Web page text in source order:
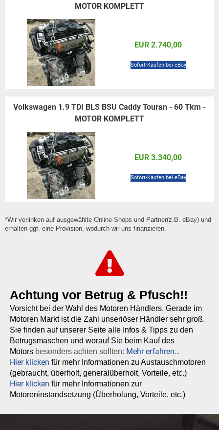
MOTOR KOMPLETT
EUR 2.740,00
Sofort-Kaufen bei eBay
Volkswagen 1.9 TDI BLS BSU Caddy Touran - 60 Tkm -
MOTOR KOMPLETT
EUR 3.340,00
Sofort-Kaufen bei eBay
*Wir verlinken auf ausgewählte Online-Shops und Partner(z.B. eBay) und
erhalten ggf. eine Provision, wodurch wir uns finanzieren.
Achtung vor Betrug & Pfusch!!
Vorsicht bei der Wahl des Motoren Händlers. Gerade im
Motoren Markt ist die Zahl unseriöser Händler sehr groß.
Sie finden auf unserer Seite alle Infos & Tipps zu den
Betrugsmaschen und worauf Sie beim Kauf des
Motors besonders achten sollten: Mehr erfahren…
Hier klicken für mehr Informationen zu Austauschmotoren
(gebraucht, überholt, generalüberholt, Vorteile, etc.)
Hier klicken für mehr Informationen zur
Motoreninstandsetzung (Überholung, Vorteile, etc.)